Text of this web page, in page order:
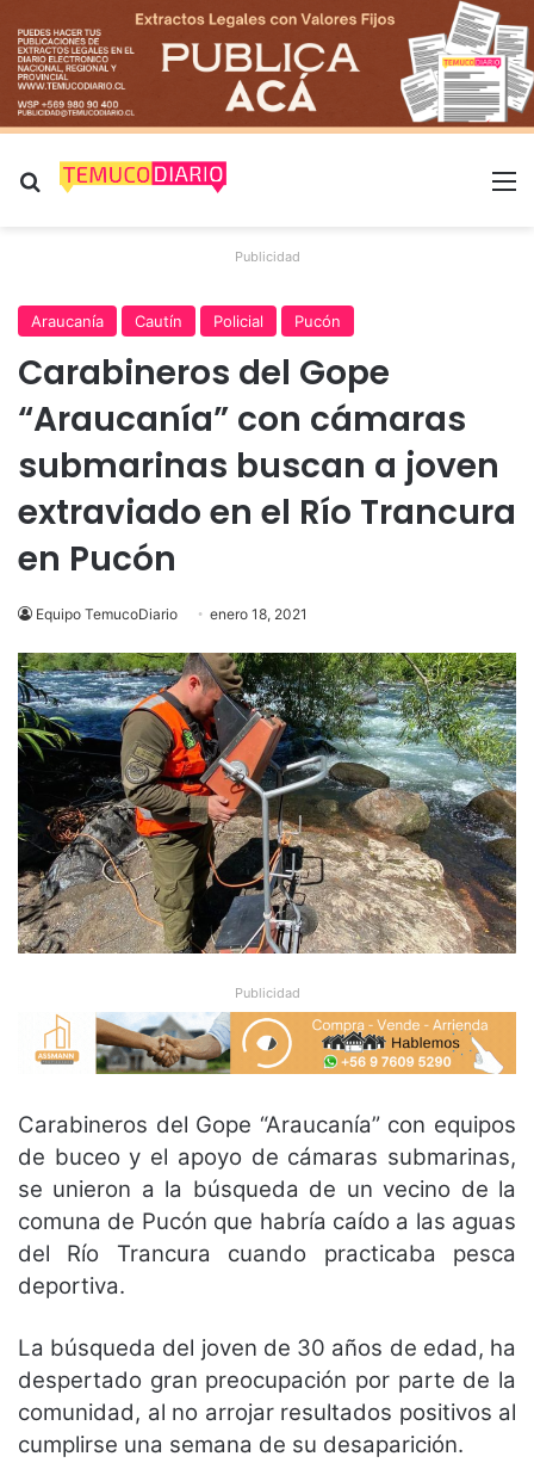
Buscar por
Publicidad
Araucanía Cautín Policial Pucón
Carabineros del Gope
“Araucanía” con cámaras
submarinas buscan a joven
extraviado en el Río Trancura
en Pucón
Equipo TemucoDiario enero 18, 2021
Publicidad
Carabineros del Gope “Araucanía” con equipos
de buceo y el apoyo de cámaras submarinas,
se unieron a la búsqueda de un vecino de la
comuna de Pucón que habría caído a las aguas
del Río Trancura cuando practicaba pesca
deportiva.
La búsqueda del joven de 30 años de edad, ha
despertado gran preocupación por parte de la
comunidad, al no arrojar resultados positivos al
cumplirse una semana de su desaparición.